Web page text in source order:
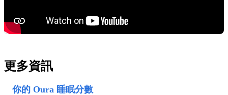
更多資訊
你的 Oura 睡眠分數